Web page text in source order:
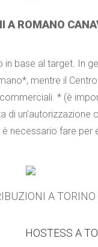
A ROMANO
in base al target. In
mentre il
* (è
di
necessario fare per
A
HOSTESS A